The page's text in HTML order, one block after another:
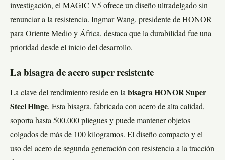
investigación, el MAGIC V5 ofrece un diseño ultradelgado sin
renunciar a la resistencia. Ingmar Wang, presidente de HONOR
para Oriente Medio y África, destaca que la durabilidad fue una
prioridad desde el inicio del desarrollo.
La bisagra de acero super resistente
La clave del rendimiento reside en la bisagra HONOR Super
Steel Hinge. Esta bisagra, fabricada con acero de alta calidad,
soporta hasta 500.000 pliegues y puede mantener objetos
colgados de más de 100 kilogramos. El diseño compacto y el
uso del acero de segunda generación con resistencia a la tracción